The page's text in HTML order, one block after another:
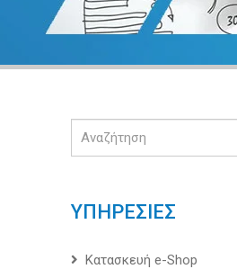
ΥΠΗΡΕΣΙΕΣ
Κατασκευή e-Shop